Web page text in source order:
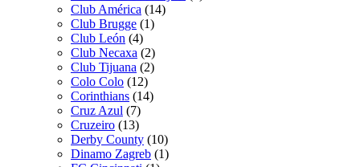
Club América (14)
Club Brugge (1)
Club León (4)
Club Necaxa (2)
Club Tijuana (2)
Colo Colo (12)
Corinthians (14)
Cruz Azul (7)
Cruzeiro (13)
Derby County (10)
Dinamo Zagreb (1)